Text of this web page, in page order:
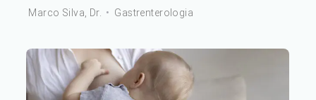
Marco Silva, Dr. • Gastrenterologia